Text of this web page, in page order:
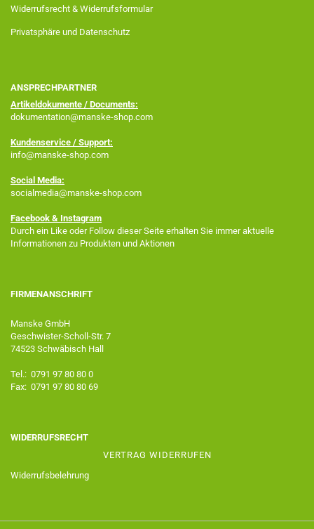
Widerrufsrecht & Widerrufsformular
Privatsphäre und Datenschutz
ANSPRECHPARTNER
Artikeldokumente / Documents:
dokumentation@manske-shop.com
Kundenservice / Support:
info@manske-shop.com
Social Media:
socialmedia@manske-shop.com
Facebook & Instagram
Durch ein Like oder Follow dieser Seite erhalten Sie immer aktuelle
Informationen zu Produkten und Aktionen
FIRMENANSCHRIFT
Manske GmbH
Geschwister-Scholl-Str. 7
74523 Schwäbisch Hall
Tel.: 0791 97 80 80 0
Fax: 0791 97 80 80 69
WIDERRUFSRECHT
VERTRAG WIDERRUFEN
Widerrufsbelehrung